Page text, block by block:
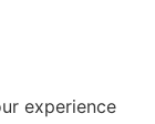
experience